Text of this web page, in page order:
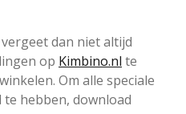
dan niet altijd
op Kimbino.nl te
Om alle speciale
hebben, download